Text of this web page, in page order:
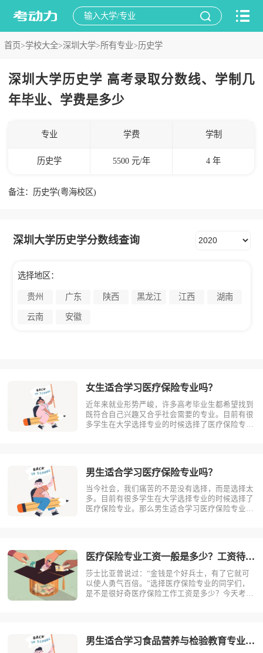
首页>学校大全>深圳大学>所有专业>历史学
深圳大学历史学 高考录取分数线、学制几
年毕业、学费是多少
专业 学费 学制
历史学 5500 元/年 4 年
备注：历史学(粤海校区)
深圳大学历史学分数线查询
选择地区：
贵州 广东 陕西 黑龙江 江西 湖南
云南 安徽
女生适合学习医疗保险专业吗？
近年来就业形势严峻，许多高考毕业生都希望找到
既符合自己兴趣又合乎社会需要的专业。目前有很
多学生在大学选择专业的时候选择了医疗保险专
男生适合学习医疗保险专业吗？
当今社会，我们痛苦的不是没有选择，而是选择太
多。目前有很多学生在大学选择专业的时候选择了
医疗保险专业。那么男生适合学习医疗保险专业
医疗保险专业工资一般是多少？工资待遇好吗？
莎士比亚曾说过：“金钱是个好兵士，有了它就可
以使人勇气百倍。”选择医疗保险专业的同学们，
是不是很好奇医疗保险工作工资是多少？今天考动
男生适合学习食品营养与检验教育专业吗？